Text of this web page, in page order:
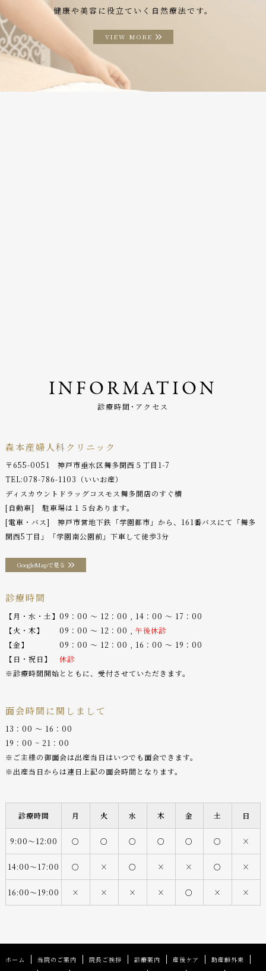
健康や美容に役立ていく自然療法です。
VIEW MORE
INFORMATION
診療時間･アクセス
森本産婦人科クリニック
〒655-0051 神戸市垂水区舞多聞西５丁目1-7
TEL:078-786-1103 （いいお産）
ディスカウントドラッグコスモス舞多聞店のすぐ横
[自動車] 駐車場は１５台あります。
[電車・バス] 神戸市営地下鉄「学園都市」から、161番バスにて「舞多
聞西5丁目」「学園南公園前」下車して徒歩3分
GoogleMapで見る
診療時間
【月・水・土】09：00 〜 12：00 , 14：00 〜 17：00
【火・木】 09：00 〜 12：00 , 午後休診
【金】 09：00 〜 12：00 , 16：00 〜 19：00
【日・祝日】 休診
※診療時間開始とともに、受付させていただきます。
面会時間に関しまして
13：00 〜 16：00
19：00 ~ 21：00
※ご主様の御面会は出産当日はいつでも面会できます。
※出産当日からは連日上記の面会時間となります。
診療時間 月 火 水 木 金 土 日
9:00〜12:00 ○ ○ ○ ○ ○ ○ ×
14:00〜17:00 ○ × ○ × × ○ ×
16:00〜19:00 × × × × ○ × ×
ホーム 当院のご案内 院長ご挨拶 診療案内 産後ケア
助産師外来